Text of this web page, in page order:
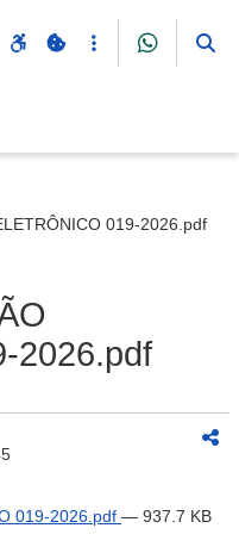
019-2026.pdf
2026.pdf
019-2026.pdf — 937.7 KB